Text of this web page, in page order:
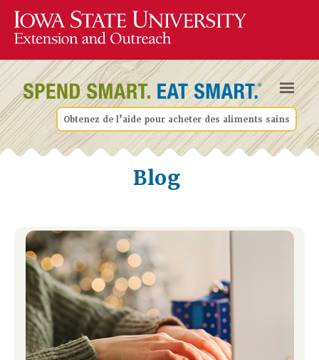
Obtenez de l’aide pour acheter des aliments sains
Blog